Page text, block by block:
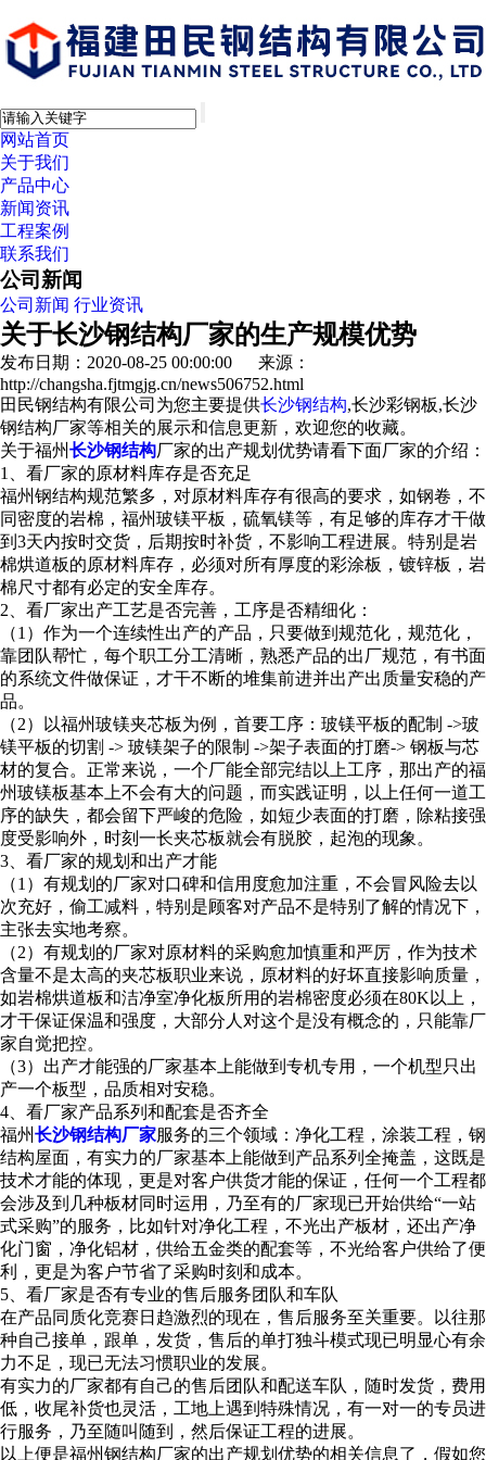
网站首页
关于我们
产品中心
新闻资讯
工程案例
联系我们
公司新闻
公司新闻 行业资讯
关于长沙钢结构厂家的生产规模优势
发布日期：2020-08-25 00:00:00 来源：
http://changsha.fjtmgjg.cn/news506752.html
田民钢结构有限公司为您主要提供长沙钢结构,长沙彩钢板,长沙
钢结构厂家等相关的展示和信息更新，欢迎您的收藏。
关于福州长沙钢结构厂家的出产规划优势请看下面厂家的介绍：
1、看厂家的原材料库存是否充足
福州钢结构规范繁多，对原材料库存有很高的要求，如钢卷，不
同密度的岩棉，福州玻镁平板，硫氧镁等，有足够的库存才干做
到3天内按时交货，后期按时补货，不影响工程进展。特别是岩
棉烘道板的原材料库存，必须对所有厚度的彩涂板，镀锌板，岩
棉尺寸都有必定的安全库存。
2、看厂家出产工艺是否完善，工序是否精细化：
（1）作为一个连续性出产的产品，只要做到规范化，规范化，
靠团队帮忙，每个职工分工清晰，熟悉产品的出厂规范，有书面
的系统文件做保证，才干不断的堆集前进并出产出质量安稳的产
品。
（2）以福州玻镁夹芯板为例，首要工序：玻镁平板的配制 ->玻
镁平板的切割 -> 玻镁架子的限制 ->架子表面的打磨-> 钢板与芯
材的复合。正常来说，一个厂能全部完结以上工序，那出产的福
州玻镁板基本上不会有大的问题，而实践证明，以上任何一道工
序的缺失，都会留下严峻的危险，如短少表面的打磨，除粘接强
度受影响外，时刻一长夹芯板就会有脱胶，起泡的现象。
3、看厂家的规划和出产才能
（1）有规划的厂家对口碑和信用度愈加注重，不会冒风险去以
次充好，偷工减料，特别是顾客对产品不是特别了解的情况下，
主张去实地考察。
（2）有规划的厂家对原材料的采购愈加慎重和严厉，作为技术
含量不是太高的夹芯板职业来说，原材料的好坏直接影响质量，
如岩棉烘道板和洁净室净化板所用的岩棉密度必须在80K以上，
才干保证保温和强度，大部分人对这个是没有概念的，只能靠厂
家自觉把控。
（3）出产才能强的厂家基本上能做到专机专用，一个机型只出
产一个板型，品质相对安稳。
4、看厂家产品系列和配套是否齐全
福州长沙钢结构厂家服务的三个领域：净化工程，涂装工程，钢
结构屋面，有实力的厂家基本上能做到产品系列全掩盖，这既是
技术才能的体现，更是对客户供货才能的保证，任何一个工程都
会涉及到几种板材同时运用，乃至有的厂家现已开始供给“一站
式采购”的服务，比如针对净化工程，不光出产板材，还出产净
化门窗，净化铝材，供给五金类的配套等，不光给客户供给了便
利，更是为客户节省了采购时刻和成本。
5、看厂家是否有专业的售后服务团队和车队
在产品同质化竞赛日趋激烈的现在，售后服务至关重要。以往那
种自己接单，跟单，发货，售后的单打独斗模式现已明显心有余
力不足，现已无法习惯职业的发展。
有实力的厂家都有自己的售后团队和配送车队，随时发货，费用
低，收尾补货也灵活，工地上遇到特殊情况，有一对一的专员进
行服务，乃至随叫随到，然后保证工程的进展。
以上便是福州钢结构厂家的出产规划优势的相关信息了，假如您